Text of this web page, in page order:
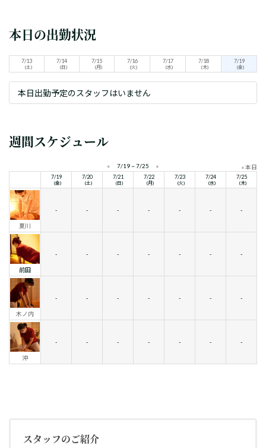
本日の出勤状況
7/13
(土)
7/14
(日)
7/15
(月)
7/16
(火)
7/17
(水)
7/18
(木)
7/19
(金)
本日出勤予定のスタッフはいません
週間スケジュール
« 7/19 ~ 7/25 » » 本日
7/19
(金)
7/20
(土)
7/21
(日)
7/22
(月)
7/23
(火)
7/24
(水)
7/25
(木)
夏川
- - - - - - -
前田
- - - - - - -
木ノ内
- - - - - - -
沖
- - - - - - -
スタッフのご紹介